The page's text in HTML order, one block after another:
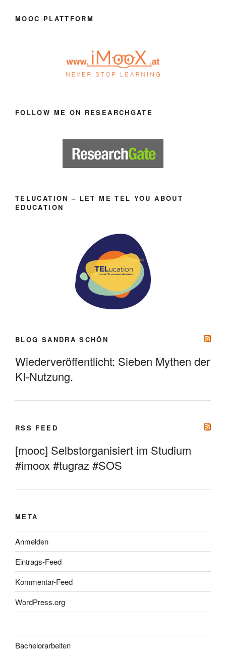
MOOC PLATTFORM
FOLLOW ME ON RESEARCHGATE
TELUCATION – LET ME TEL YOU ABOUT
EDUCATION
BLOG SANDRA SCHÖN
Wiederveröffentlicht: Sieben Mythen der
KI-Nutzung.
RSS FEED
[mooc] Selbstorganisiert im Studium
#imoox #tugraz #SOS
META
Anmelden
Eintrags-Feed
Kommentar-Feed
WordPress.org
Bachelorarbeiten